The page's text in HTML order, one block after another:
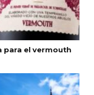
para el vermouth
2026 ‘Sotillo,